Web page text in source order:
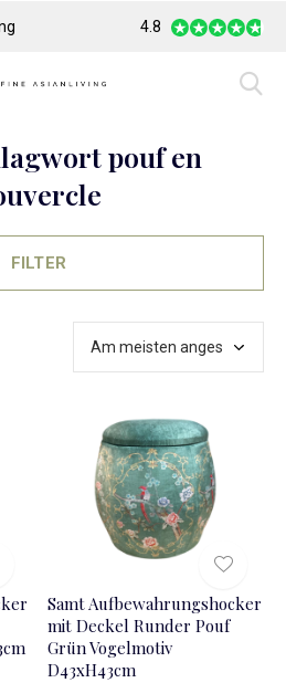
Safe Payment
4.8
pouf en
FILTER
Samt Aufbewahrungshocker
mit Deckel Runder Pouf
Grün Vogelmotiv
D43xH43cm